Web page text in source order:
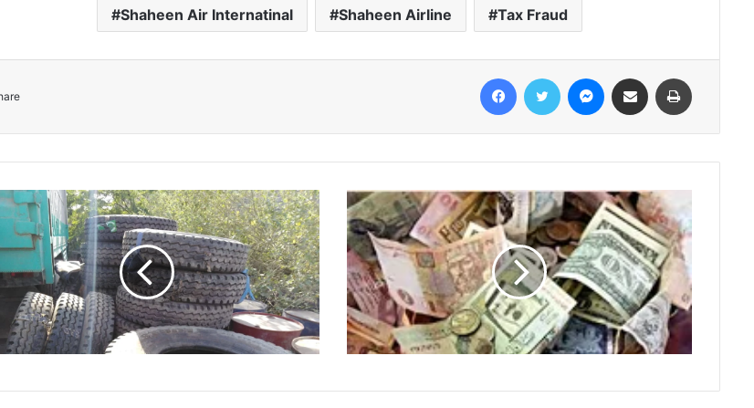
Shaheen Air Internatinal Shaheen Airline Tax Fraud